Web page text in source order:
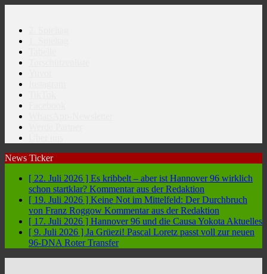
News Ticker
[ 22. Juli 2026 ] Es kribbelt – aber ist Hannover 96 wirklich
schon startklar? Kommentar aus der Redaktion
[ 19. Juli 2026 ] Keine Not im Mittelfeld: Der Durchbruch
von Franz Roggow Kommentar aus der Redaktion
[ 17. Juli 2026 ] Hannover 96 und die Causa Yokota Aktuelles
[ 9. Juli 2026 ] Ja Grüezi! Pascal Loretz passt voll zur neuen
96-DNA Roter Transfer